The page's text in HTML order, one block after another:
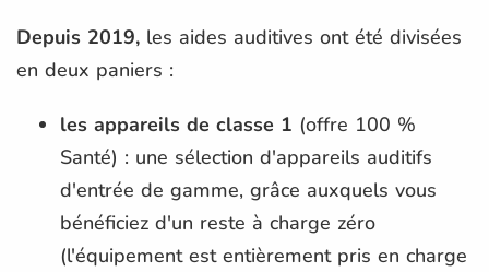
Depuis 2019, les aides auditives ont été divisées
en deux paniers :
les appareils de classe 1 (offre 100 %
Santé) : une sélection d'appareils auditifs
d'entrée de gamme, grâce auxquels vous
bénéficiez d'un reste à charge zéro
(l'équipement est entièrement pris en charge